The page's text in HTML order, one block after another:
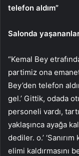
telefon aldım”
Salonda
“Kemal Bey
partimiz ona
Bey’den telefon
gel.’ Gittik, odada
personeli vardı,
yaklaşınca ayağa
dediler. o.’
elimi kaldırmasını